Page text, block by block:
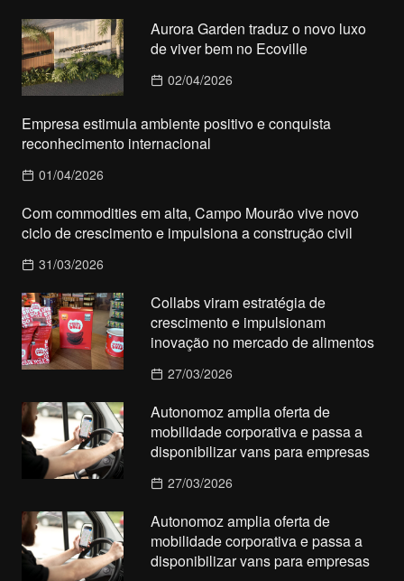
Aurora Garden traduz o novo luxo
de viver bem no Ecoville
02/04/2026
Empresa estimula ambiente positivo e conquista
reconhecimento internacional
01/04/2026
Com commodities em alta, Campo Mourão vive novo
ciclo de crescimento e impulsiona a construção civil
31/03/2026
Collabs viram estratégia de
crescimento e impulsionam
inovação no mercado de alimentos
27/03/2026
Autonomoz amplia oferta de
mobilidade corporativa e passa a
disponibilizar vans para empresas
27/03/2026
Autonomoz amplia oferta de
mobilidade corporativa e passa a
disponibilizar vans para empresas